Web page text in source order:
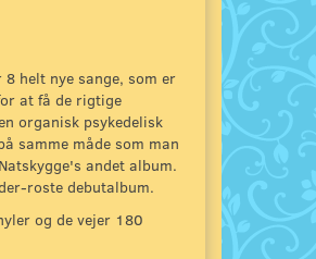
helt nye sange, som er
at få de rigtige
organisk psykedelisk
samme måde som man
andet album.
roste debutalbum.
og de vejer 180